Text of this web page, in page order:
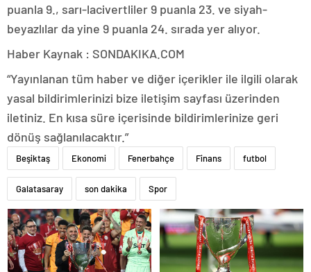
puanla 9., sarı-lacivertliler 9 puanla 23. ve siyah-
beyazlılar da yine 9 puanla 24. sırada yer alıyor.
Haber Kaynak : SONDAKIKA.COM
“Yayınlanan tüm haber ve diğer içerikler ile ilgili olarak
yasal bildirimlerinizi bize iletişim sayfası üzerinden
iletiniz. En kısa süre içerisinde bildirimlerinize geri
dönüş sağlanılacaktır.”
Beşiktaş Ekonomi Fenerbahçe Finans futbol
Galatasaray son dakika Spor